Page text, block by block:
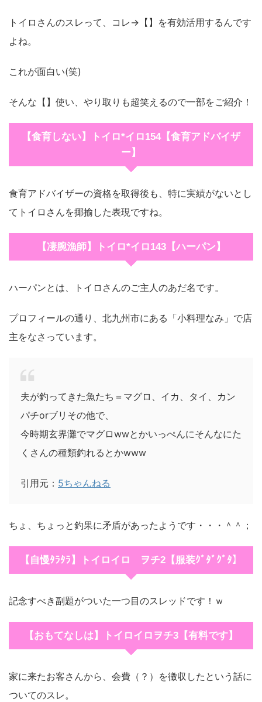
トイロさんのスレって、コレ→【】を有効活用するんです
よね。
これが面白い(笑)
そんな【】使い、やり取りも超笑えるので一部をご紹介！
【食育しない】トイロ*イロ154【食育アドバイザ
ー】
食育アドバイザーの資格を取得後も、特に実績がないとし
てトイロさんを揶揄した表現ですね。
【凄腕漁師】トイロ*イロ143【ハーパン】
ハーパンとは、トイロさんのご主人のあだ名です。
プロフィールの通り、北九州市にある「小料理なみ」で店
主をなさっています。
夫が釣ってきた魚たち＝マグロ、イカ、タイ、カン
パチorブリその他で、
今時期玄界灘でマグロwwとかいっぺんにそんなにた
くさんの種類釣れるとかwww
引用元： 5ちゃんねる
ちょ、ちょっと釣果に矛盾があったようです・・・＾＾；
【自慢ﾀﾗﾀﾗ】トイロイロ ヲチ2【服装ｸﾞﾀﾞｸﾞﾀ】
記念すべき副題がついた一つ目のスレッドです！ｗ
【おもてなしは】トイロイロヲチ3【有料です】
家に来たお客さんから、会費（？）を徴収したという話に
ついてのスレ。